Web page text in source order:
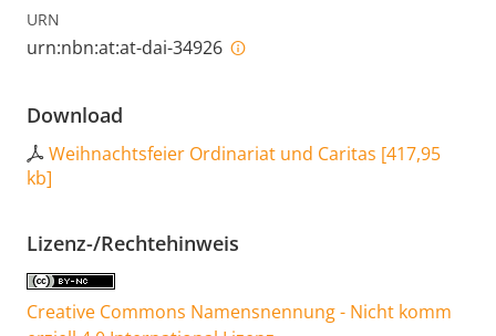
URN
urn:nbn:at:at-dai-34926
Download
Weihnachtsfeier Ordinariat und Caritas [417,95
kb]
Lizenz-/Rechtehinweis
Creative Commons Namensnennung - Nicht komm